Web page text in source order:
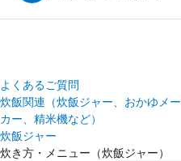
よくあるご質問
炊飯関連（炊飯ジャー、おかゆメー
カー、精米機など）
炊飯ジャー
炊き方・メニュー（炊飯ジャー）